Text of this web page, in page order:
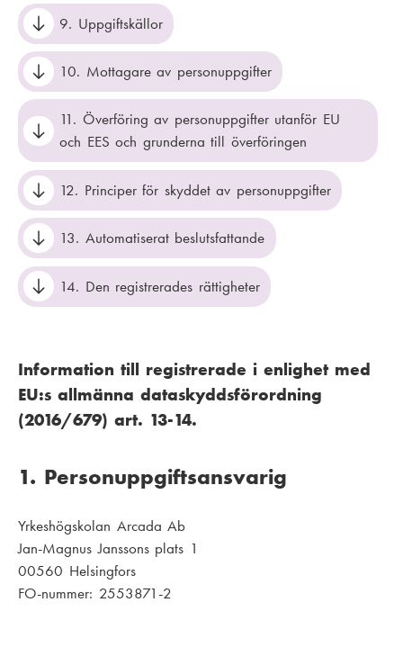
9. Uppgiftskällor
10. Mottagare av personuppgifter
11. Överföring av personuppgifter utanför EU
och EES och grunderna till överföringen
12. Principer för skyddet av personuppgifter
13. Automatiserat beslutsfattande
14. Den registrerades rättigheter
Information till registrerade i enlighet med
EU:s allmänna dataskyddsförordning
(2016/679) art. 13-14.
1. Personuppgiftsansvarig
Yrkeshögskolan Arcada Ab
Jan-Magnus Janssons plats 1
00560 Helsingfors
FO-nummer: 2553871-2